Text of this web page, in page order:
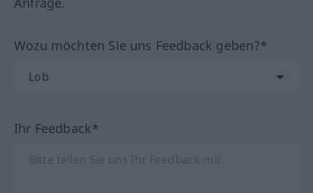
Wozu möchten Sie uns Feedback geben?*
Ihr Feedback*